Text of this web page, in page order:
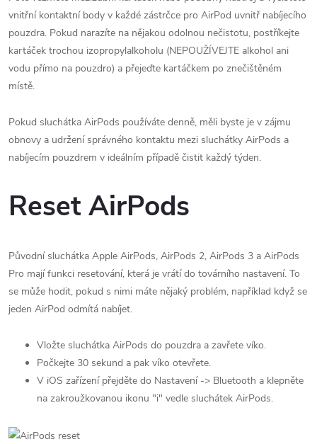
vnitřní kontaktní body v každé zástrčce pro AirPod uvnitř nabíjecího
pouzdra. Pokud narazíte na nějakou odolnou nečistotu, postříkejte
kartáček trochou izopropylalkoholu (NEPOUŽÍVEJTE alkohol ani
vodu přímo na pouzdro) a přejeďte kartáčkem po znečištěném
místě.
Pokud sluchátka AirPods používáte denně, měli byste je v zájmu
obnovy a udržení správného kontaktu mezi sluchátky AirPods a
nabíjecím pouzdrem v ideálním případě čistit každý týden.
Reset AirPods
Původní sluchátka Apple AirPods, AirPods 2, AirPods 3 a AirPods
Pro mají funkci resetování, která je vrátí do továrního nastavení. To
se může hodit, pokud s nimi máte nějaký problém, například když se
jeden AirPod odmítá nabíjet.
Vložte sluchátka AirPods do pouzdra a zavřete víko.
Počkejte 30 sekund a pak víko otevřete.
V iOS zařízení přejděte do Nastavení -> Bluetooth a klepněte
na zakroužkovanou ikonu "i" vedle sluchátek AirPods.